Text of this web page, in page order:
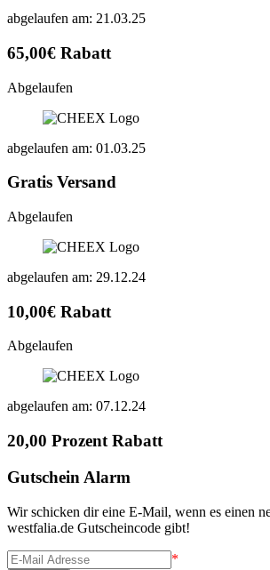
abgelaufen am: 21.03.25
65,00€ Rabatt
Abgelaufen
abgelaufen am: 01.03.25
Gratis Versand
Abgelaufen
abgelaufen am: 29.12.24
10,00€ Rabatt
Abgelaufen
abgelaufen am: 07.12.24
20,00 Prozent Rabatt
Gutschein Alarm
Wir schicken dir eine E-Mail, wenn es einen
westfalia.de Gutscheincode gibt!
*